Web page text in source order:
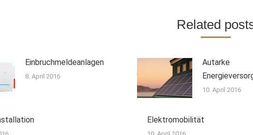
Related
Einbruchmeldeanlagen
8. April 2016
Autarke
10. April 2016
Elektromobilität